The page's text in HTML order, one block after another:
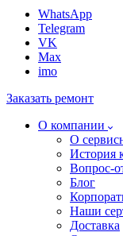
WhatsApp
Telegram
VK
Max
imo
Заказать ремонт
О компании
О
История
Вопрос-
Блог
Наши
Доставка